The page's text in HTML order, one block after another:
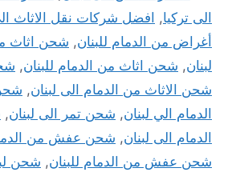
الى تركيا, افضل شركات نقل الاثاث
أغراض من الدمام للبنان, شحن اثاث
لبنان, شحن اثاث من الدمام للبنان,
شحن الاثاث من الدمام الى لبنان,
الدمام الي لبنان, شحن تمر الى لبنان,
الدمام الى لبنان, شحن عفش من
شحن عفش من الدمام للبنان, شحن